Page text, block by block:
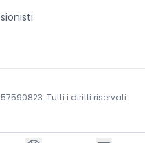
Tutti i diritti riservati.